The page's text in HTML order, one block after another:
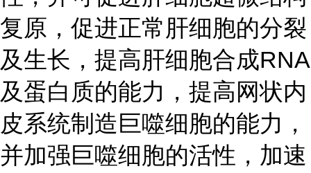
复原，促进正常肝细胞的分裂
及生长，提高肝细胞合成RNA
及蛋白质的能力，提高网状内
皮系统制造巨噬细胞的能力，
并加强巨噬细胞的活性，加速